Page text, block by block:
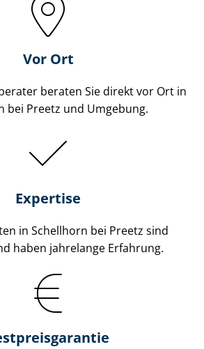
Vor Ort
beraten Sie direkt vor Ort in
bei Preetz und Umgebung.
Expertise
in Schellhorn bei Preetz sind
haben jahrelange Erfahrung.